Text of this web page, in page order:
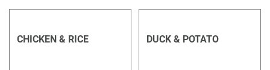
CHICKEN & RICE DUCK & POTATO